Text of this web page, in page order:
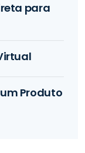
para
Produto